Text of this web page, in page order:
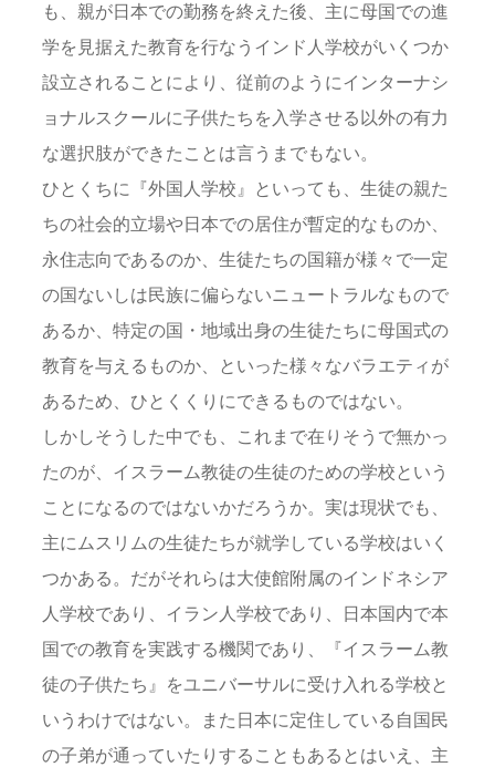
も、親が日本での勤務を終えた後、主に母国での進
学を見据えた教育を行なうインド人学校がいくつか
設立されることにより、従前のようにインターナシ
ョナルスクールに子供たちを入学させる以外の有力
な選択肢ができたことは言うまでもない。
ひとくちに『外国人学校』といっても、生徒の親た
ちの社会的立場や日本での居住が暫定的なものか、
永住志向であるのか、生徒たちの国籍が様々で一定
の国ないしは民族に偏らないニュートラルなもので
あるか、特定の国・地域出身の生徒たちに母国式の
教育を与えるものか、といった様々なバラエティが
あるため、ひとくくりにできるものではない。
しかしそうした中でも、これまで在りそうで無かっ
たのが、イスラーム教徒の生徒のための学校という
ことになるのではないかだろうか。実は現状でも、
主にムスリムの生徒たちが就学している学校はいく
つかある。だがそれらは大使館附属のインドネシア
人学校であり、イラン人学校であり、日本国内で本
国での教育を実践する機関であり、『イスラーム教
徒の子供たち』をユニバーサルに受け入れる学校と
いうわけではない。また日本に定住している自国民
の子弟が通っていたりすることもあるとはいえ、主